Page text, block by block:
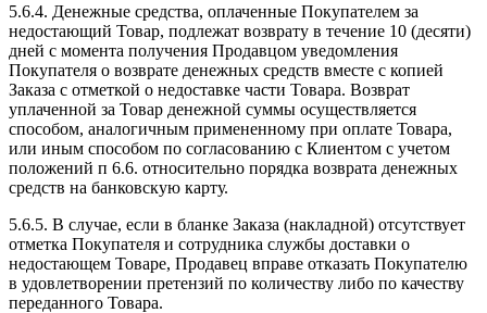
5.6.4. Денежные средства, оплаченные Покупателем за
недостающий Товар, подлежат возврату в течение 10 (десяти)
дней с момента получения Продавцом уведомления
Покупателя о возврате денежных средств вместе с копией
Заказа с отметкой о недоставке части Товара. Возврат
уплаченной за Товар денежной суммы осуществляется
способом, аналогичным примененному при оплате Товара,
или иным способом по согласованию с Клиентом с учетом
положений п 6.6. относительно порядка возврата денежных
средств на банковскую карту.
5.6.5. В случае, если в бланке Заказа (накладной) отсутствует
отметка Покупателя и сотрудника службы доставки о
недостающем Товаре, Продавец вправе отказать Покупателю
в удовлетворении претензий по количеству либо по качеству
переданного Товара.